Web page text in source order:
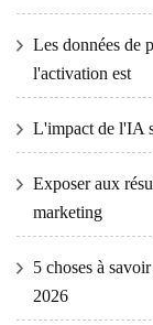
Les données de
l'activation est
L'impact de l'IA
Exposer aux
marketing
5 choses à
2026